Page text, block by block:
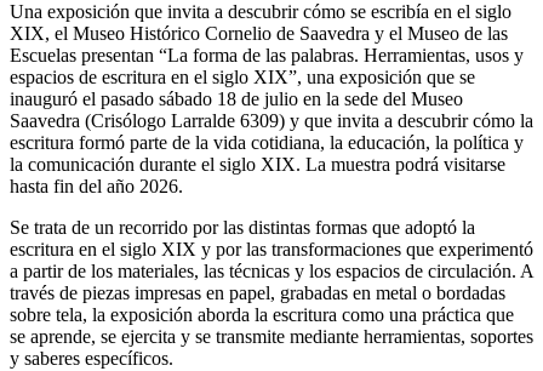
Una exposición que invita a descubrir cómo se escribía en el siglo
XIX, el Museo Histórico Cornelio de Saavedra y el Museo de las
Escuelas presentan “La forma de las palabras. Herramientas, usos y
espacios de escritura en el siglo XIX”, una exposición que se
inauguró el pasado sábado 18 de julio en la sede del Museo
Saavedra (Crisólogo Larralde 6309) y que invita a descubrir cómo la
escritura formó parte de la vida cotidiana, la educación, la política y
la comunicación durante el siglo XIX. La muestra podrá visitarse
hasta fin del año 2026.
Se trata de un recorrido por las distintas formas que adoptó la
escritura en el siglo XIX y por las transformaciones que experimentó
a partir de los materiales, las técnicas y los espacios de circulación. A
través de piezas impresas en papel, grabadas en metal o bordadas
sobre tela, la exposición aborda la escritura como una práctica que
se aprende, se ejercita y se transmite mediante herramientas, soportes
y saberes específicos.